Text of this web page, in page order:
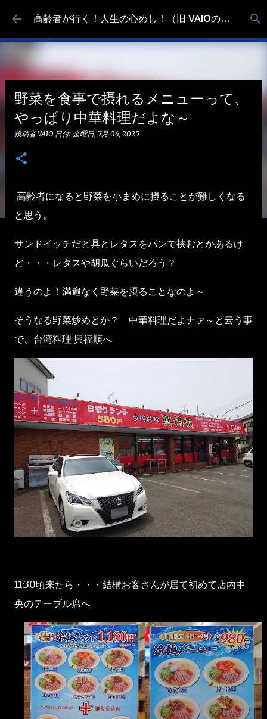
スキップしてメイン コンテンツに移動 高齢者が行く！人生の心めし！（旧 VAIOの食べ歩き）
野菜を食事で摂れるメニューって、
やっぱり中華料理だよな～
投稿者VAIO 日付: 金曜日, 7月 04, 2025
高齢者になると野菜を小まめに摂ることが難しくなる
と思う。
サンドイッチだと具とレタスをパンで挟むとかあるけ
ど・・・レタスや胡瓜ぐらいだろう？
違うのよ！満遍なく野菜を摂ることなのよ～
そうなる野菜炒めとか？ 中華料理だよナァ～と云う事
で、台湾料理 興福順へ
11:30頃来たら・・・結構お客さんが居て初めて店内中
央のテーブル席へ